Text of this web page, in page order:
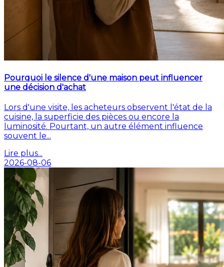
Pourquoi le silence d'une maison peut influencer
une décision d'achat
Lors d'une visite, les acheteurs observent l'état de la
cuisine, la superficie des pièces ou encore la
luminosité. Pourtant, un autre élément influence
souvent le...
Lire plus...
2026-08-06